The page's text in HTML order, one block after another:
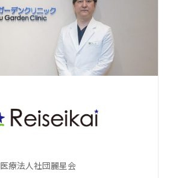
Safie資料3点セット
医療法人社団麗星会